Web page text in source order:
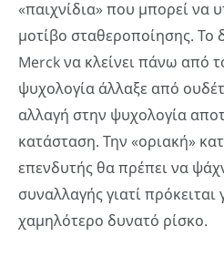
«παιχνίδια» που μπορεί να
μοτίβο σταθεροποίησης. Το
Merck να κλείνει πάνω από
ψυχολογία άλλαξε από
αλλαγή στην ψυχολογία
κατάσταση. Την «οριακή»
επενδυτής θα πρέπει να
συναλλαγής γιατί πρόκειται
χαμηλότερο δυνατό ρίσκο.